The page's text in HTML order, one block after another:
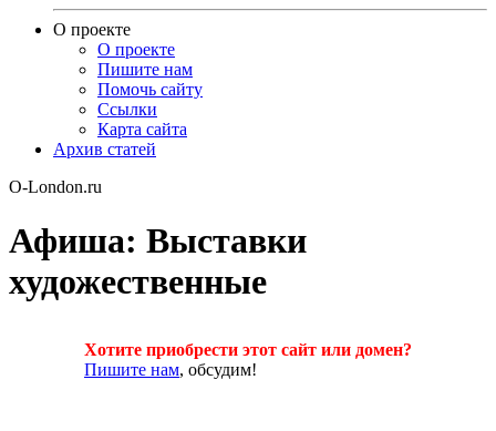
О проекте
О проекте
Пишите нам
Помочь сайту
Ссылки
Карта сайта
Архив статей
O-London.ru
Афиша: Выставки
художественные
Хотите приобрести этот сайт или домен?
Пишите нам, обсудим!